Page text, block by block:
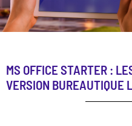
MS OFFICE STARTER :
VERSION BUREAUTIQUE